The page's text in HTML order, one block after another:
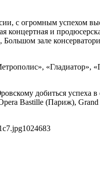
с огромным успехом
и
зале
«Гладиатор»,
добиться успеха
Bastille (Париж),
1024683